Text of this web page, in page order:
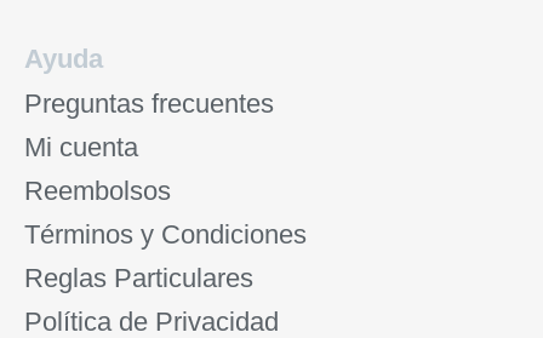
Ayuda
Preguntas frecuentes
Mi cuenta
Reembolsos
Términos y Condiciones
Reglas Particulares
Política de Privacidad